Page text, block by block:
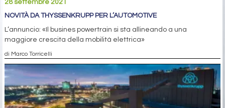
28 settembre 2021
NOVITÀ DA THYSSENKRUPP PER L’AUTOMOTIVE
L’annuncio: «Il busines powertrain si sta allineando a una
maggiore crescita della mobilità elettrica»
di Marco Torricelli